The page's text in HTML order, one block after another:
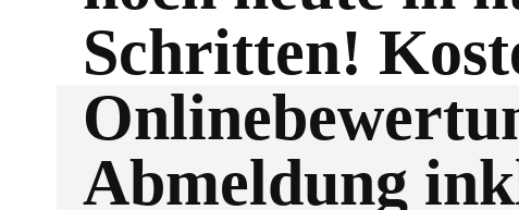
Schritten!
Abmeldung